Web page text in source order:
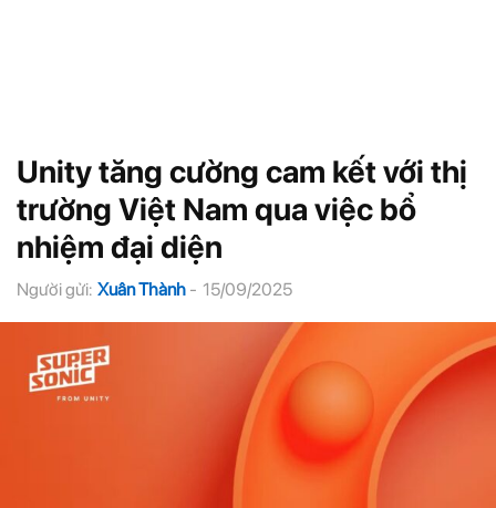
Unity tăng cường cam kết với thị
trường Việt Nam qua việc bổ
nhiệm đại diện
Người gửi: Xuân Thành - 15/09/2025